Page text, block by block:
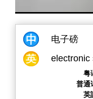
电子磅
electronic
粤
普通
英